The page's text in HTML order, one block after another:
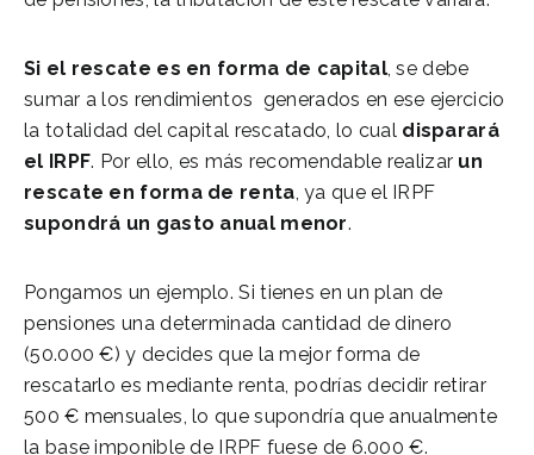
Si el rescate es en forma de capital, se debe
sumar a los rendimientos generados en ese ejercicio
la totalidad del capital rescatado, lo cual disparará
el IRPF. Por ello, es más recomendable realizar un
rescate en forma de renta, ya que el IRPF
supondrá un gasto anual menor.
Pongamos un ejemplo. Si tienes en un plan de
pensiones una determinada cantidad de dinero
(50.000 €) y decides que la mejor forma de
rescatarlo es mediante renta, podrías decidir retirar
500 € mensuales, lo que supondría que anualmente
la base imponible de IRPF fuese de 6.000 €.